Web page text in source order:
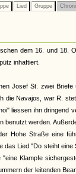
Lied Gruppe
dem 16. und 18.
inhaftiert.
Josef St. zwei
die Navajos, war R.
liessen ihn dringend
werden.
Hohe Straße eine
Lied "Do steiht
Klampfe
der leitenden